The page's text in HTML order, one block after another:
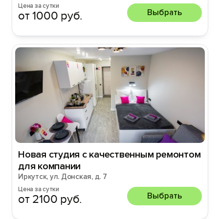
Цена за сутки
от 1000 руб. Выбрать
Новая студия с качественным ремонтом
для компании
Иркутск, ул. Донская, д. 7
Цена за сутки
от 2100 руб. Выбрать